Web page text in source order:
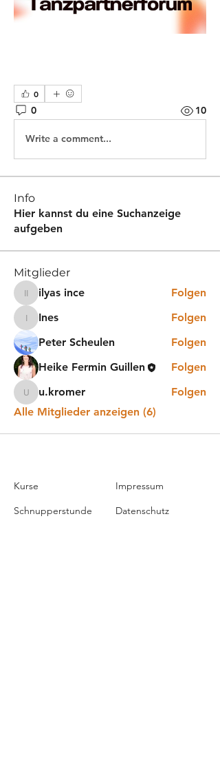
0
0 10
Write a comment...
Info
Hier kannst du eine Suchanzeige
aufgeben
Mitglieder
ilyas ince
ilyas ince Folgen
InesInes
Folgen
Peter Scheulen
Folgen
Heike Fermin Guillen
Folgen
u.kromer
u.kromer
Folgen
Alle Mitglieder anzeigen (6)
Kurse
Schnupperstunde
Impressum
Datenschutz